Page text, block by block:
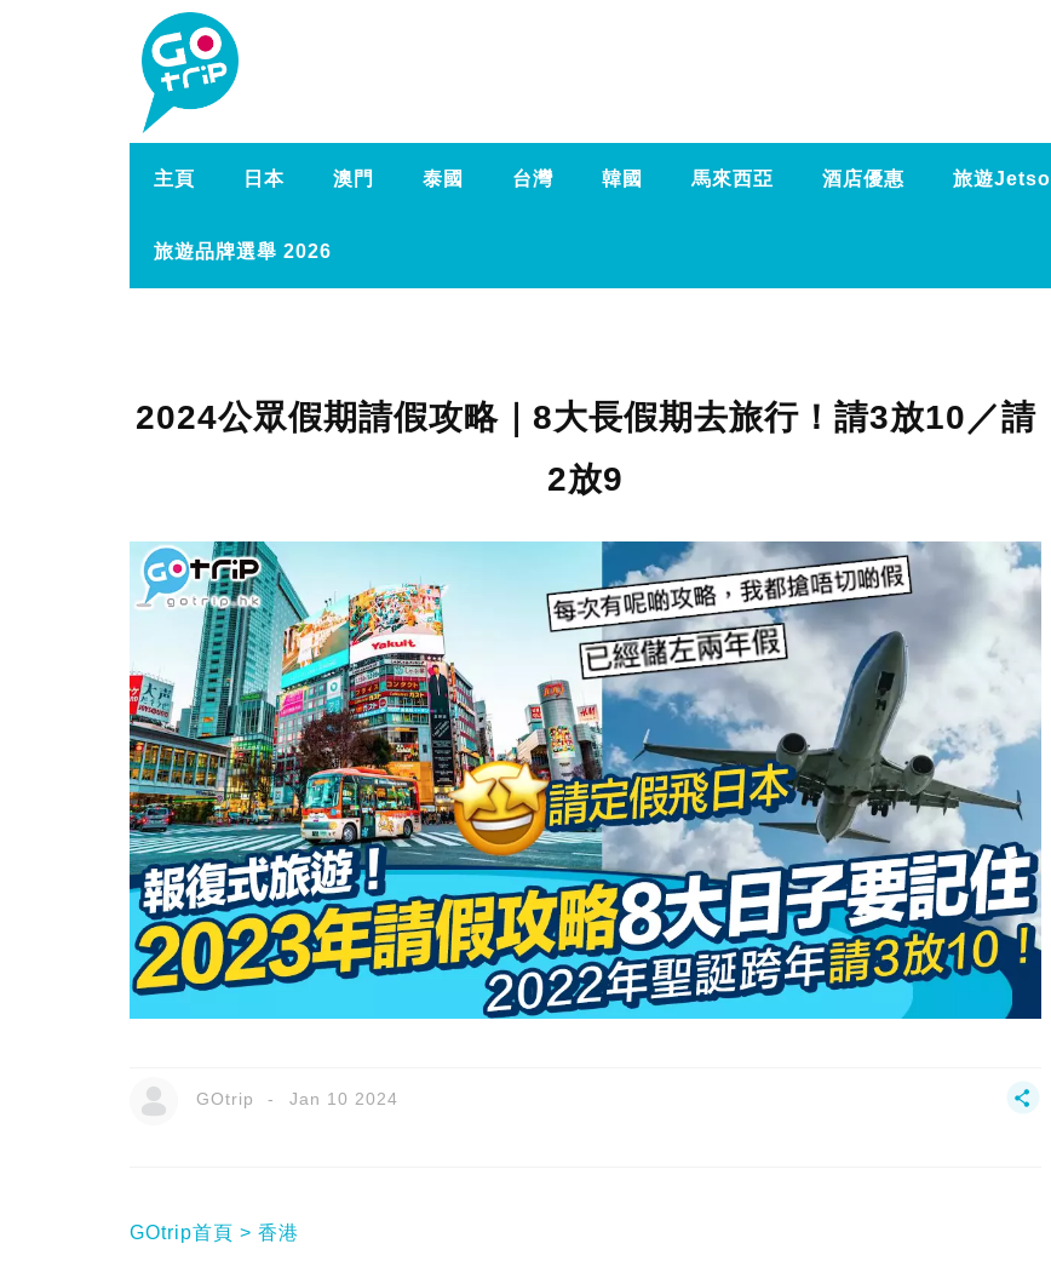
主頁 日本 澳門 泰國 台灣 韓國 馬來西亞 酒店優惠 旅遊Jetso
旅遊品牌選舉 2026
2024公眾假期請假攻略｜8大長假期去旅行！請3放10／請
2放9
GOtrip Jan 10 2024
GOtrip首頁 香港